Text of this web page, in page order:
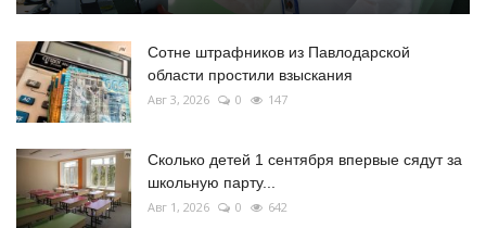
Сотне штрафников из Павлодарской
области простили взыскания
Авг 3, 2026 0 147
Сколько детей 1 сентября впервые сядут за
школьную парту...
Авг 1, 2026 0 642